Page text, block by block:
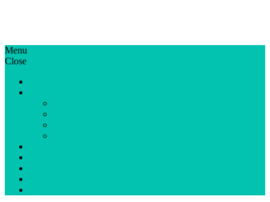
ГрипЮА: симптоми і лікування | Все про грип в Україні
Все про грип в Україні та Києві, профілактика грипу.
Menu
Close